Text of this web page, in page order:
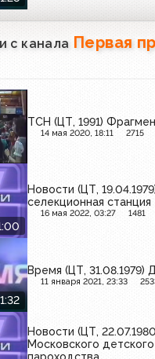
с канала Первая
ТСН (ЦТ, 1991)
14 мая 2020, 18:11 2715
Новости (ЦТ,
селекционная станция
16 мая 2022, 03:27 1481
Время (ЦТ,
11 января 2021, 23:33
Новости (ЦТ,
Московского